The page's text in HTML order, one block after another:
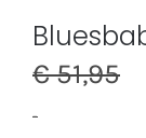
€51,95
-